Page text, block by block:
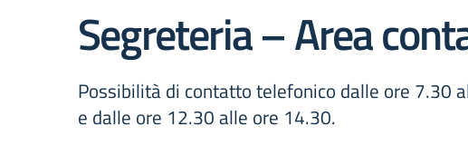
Segreteria – Area
Possibilità di contatto telefonico dalle ore 7.30
e dalle ore 12.30 alle ore 14.30.